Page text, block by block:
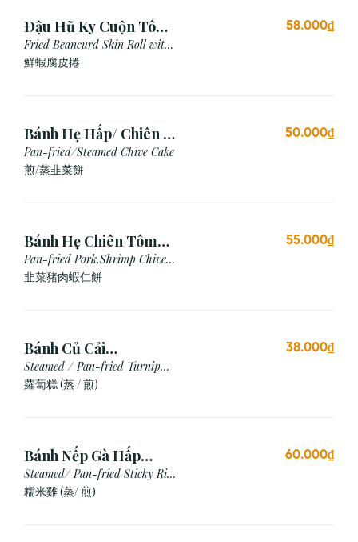
Đậu Hũ Ky Cuộn Tôm
Chiên (3 cái)
Fried Beancurd Skin Roll with
Shrimp
鮮蝦腐皮捲
58.000₫
Bánh Hẹ Hấp/ Chiên (3
Cái)
Pan-fried/Steamed Chive Cake
煎/蒸韭菜餅
50.000₫
Bánh Hẹ Chiên Tôm
Thịt
Pan-fried Pork,Shrimp Chive
Cake
韭菜豬肉蝦仁餅
55.000₫
Bánh Củ Cải
Hấp/Chiên (3 viên)
Steamed / Pan-fried Turnip
Cake
蘿蔔糕 (蒸 / 煎)
38.000₫
Bánh Nếp Gà Hấp
/Chiên (2 cái)
Steamed/ Pan-fried Sticky Rice
Chicken
糯米雞 (蒸/ 煎)
60.000₫